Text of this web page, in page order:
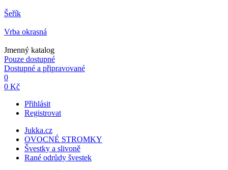
Šeřík
Vrba okrasná
Jmenný katalog
Pouze dostupné
Dostupné a připravované
0
0 Kč
Přihlásit
Registrovat
Jukka.cz
OVOCNÉ STROMKY
Švestky a slivoně
Rané odrůdy švestek